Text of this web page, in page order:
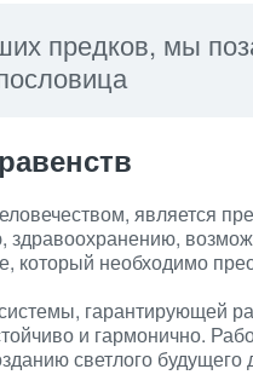
предков, мы
является
здравоохранению,
который необходимо
гарантирующей
и гармонично.
светлого будущего